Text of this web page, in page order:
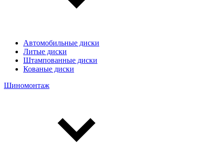
Автомобильные диски
Литые диски
Штампованные диски
Кованые диски
Шиномонтаж